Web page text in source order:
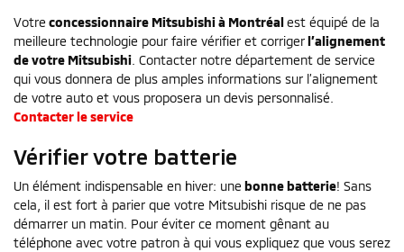
Votre concessionnaire Mitsubishi à Montréalest équipé de la
meilleure technologie pour faire vérifier et corrigerl’alignement
de votre Mitsubishi . Contacter notre département de service
qui vous donnera de plus amples informations sur l’alignement
de votre auto et vous proposera un devis personnalisé.
Contacter le service
Vérifier votre batterie
Un élément indispensable en hiver: une bonne batterie! Sans
cela, il est fort à parier que votre Mitsubishi risque de ne pas
démarrer un matin. Pour éviter ce moment gênant au
téléphone avec votre patron à qui vous expliquez que vous serez